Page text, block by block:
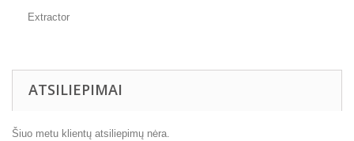
Extractor
ATSILIEPIMAI
Šiuo metu klientų atsiliepimų nėra.